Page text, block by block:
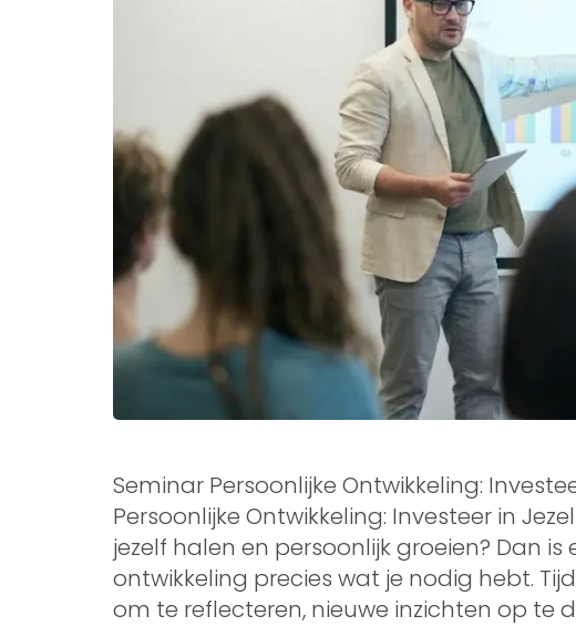
Seminar Persoonlijke Ontwikkeling:
Persoonlijke Ontwikkeling: Investeer in
jezelf halen en persoonlijk groeien? Dan
ontwikkeling precies wat je nodig hebt.
om te reflecteren, nieuwe inzichten op te